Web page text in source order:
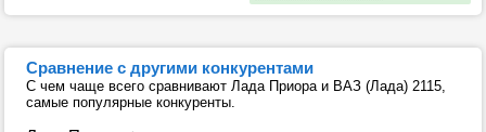
Сравнение с другими конкурентами
С чем чаще всего сравнивают Лада Приора и ВАЗ (Лада) 2115,
самые популярные конкуренты.